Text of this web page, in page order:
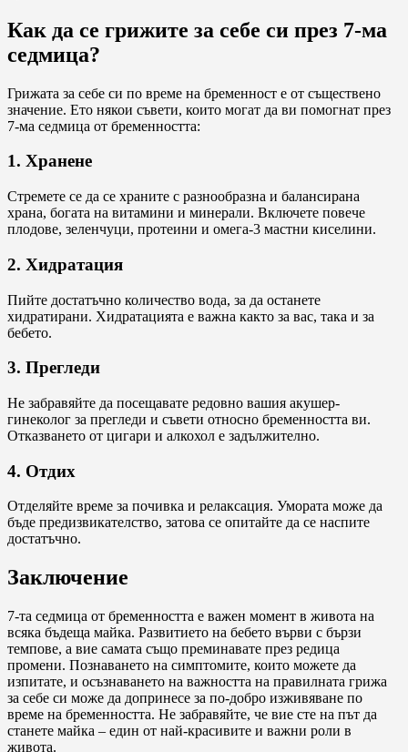
Как да се грижите за себе си през 7-ма
седмица?
Грижата за себе си по време на бременност е от съществено
значение. Ето някои съвети, които могат да ви помогнат през
7-ма седмица от бременността:
1. Хранене
Стремете се да се храните с разнообразна и балансирана
храна, богата на витамини и минерали. Включете повече
плодове, зеленчуци, протеини и омега-3 мастни киселини.
2. Хидратация
Пийте достатъчно количество вода, за да останете
хидратирани. Хидратацията е важна както за вас, така и за
бебето.
3. Прегледи
Не забравяйте да посещавате редовно вашия акушер-
гинеколог за прегледи и съвети относно бременността ви.
Отказването от цигари и алкохол е задължително.
4. Отдих
Отделяйте време за почивка и релаксация. Умората може да
бъде предизвикателство, затова се опитайте да се наспите
достатъчно.
Заключение
7-та седмица от бременността е важен момент в живота на
всяка бъдеща майка. Развитието на бебето върви с бързи
темпове, а вие самата също преминавате през редица
промени. Познаването на симптомите, които можете да
изпитате, и осъзнаването на важността на правилната грижа
за себе си може да допринесе за по-добро изживяване по
време на бременността. Не забравяйте, че вие сте на път да
станете майка – един от най-красивите и важни роли в
живота.